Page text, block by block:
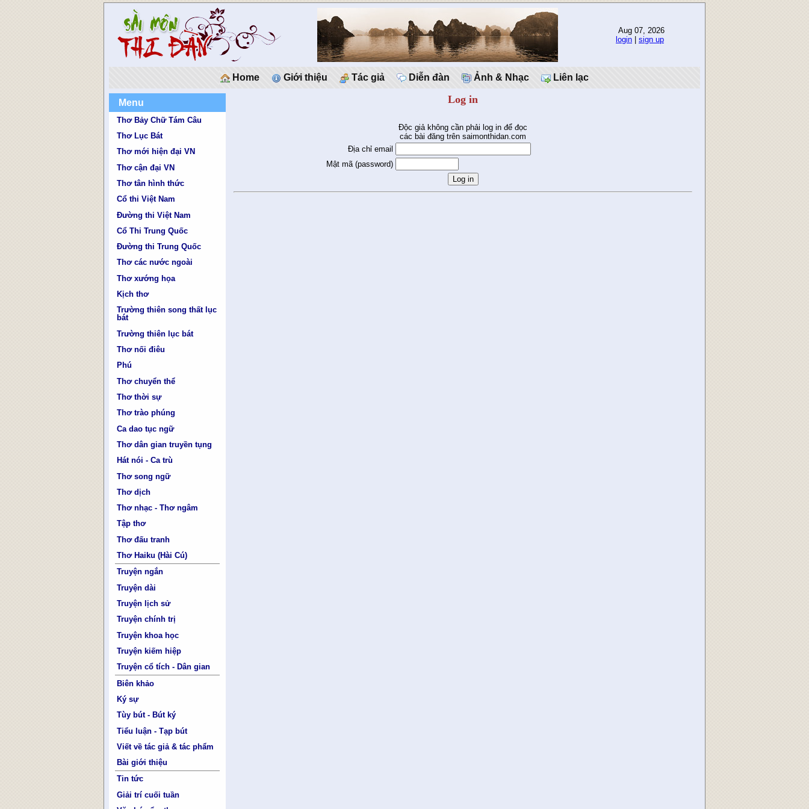
Aug 07, 2026
login
sign up
Home Giới thiệu Tác giả Diễn đàn Ảnh & Nhạc Liên lạc
Menu
Thơ Bảy Chữ Tám Câu
Thơ Lục Bát
Thơ mới hiện đại VN
Thơ cận đại VN
Thơ tân hình thức
Cổ thi Việt Nam
Đường thi Việt Nam
Cổ Thi Trung Quốc
Đường thi Trung Quốc
Thơ các nước ngoài
Thơ xướng họa
Kịch thơ
Trường thiên song thất lục
bát
Trường thiên lục bát
Thơ nối điêu
Phú
Thơ chuyển thể
Thơ thời sự
Thơ trào phúng
Ca dao tục ngữ
Thơ dân gian truyền tụng
Hát nói - Ca trù
Thơ song ngữ
Thơ dịch
Thơ nhạc - Thơ ngâm
Tập thơ
Thơ đấu tranh
Thơ Haiku (Hài Cú)
Truyện ngắn
Truyện dài
Truyện lịch sử
Truyện chính trị
Truyện khoa học
Truyện kiếm hiệp
Truyện cổ tích - Dân gian
Biên khảo
Ký sự
Tùy bút - Bút ký
Tiểu luận - Tạp bút
Viết về tác giả & tác phẩm
Bài giới thiệu
Tin tức
Giải trí cuối tuần
Log in
Độc giả không cần phải log in để đọc
các bài đăng trên saimonthidan.com
Địa chỉ email
Mật mã (password)